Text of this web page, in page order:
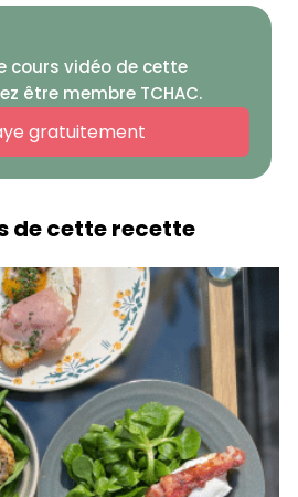
cours vidéo de cette
être membre TCHAC.
gratuitement
de cette recette